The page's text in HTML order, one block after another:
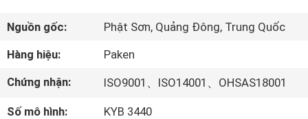
PHẨM
VỀ
Nguồn gốc:
Phật Sơn, Quảng Đông, Trung Quốc
Hàng hiệu:
Paken
Chứng nhận:
ISO9001、ISO14001、OHSAS18001
Số mô hình:
KYB 3440